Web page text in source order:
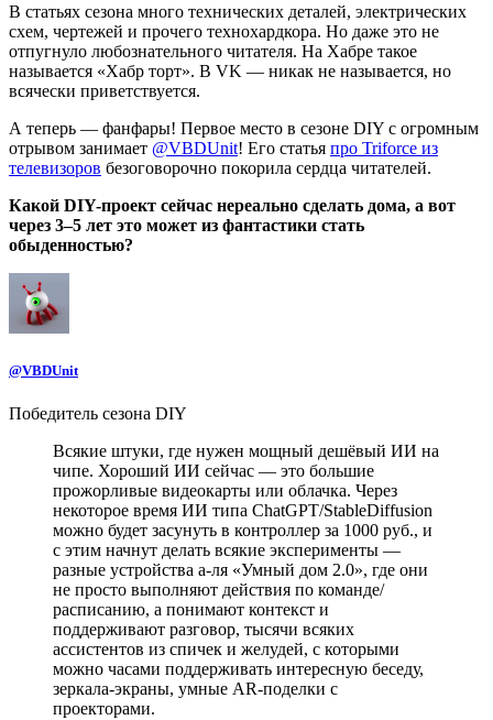
В статьях сезона много технических деталей, электрических
схем, чертежей и прочего технохардкора. Но даже это не
отпугнуло любознательного читателя. На Хабре такое
называется «Хабр торт». В VK — никак не называется, но
всячески приветствуется.
А теперь — фанфары! Первое место в сезоне DIY с огромным
отрывом занимает @VBDUnit! Его статья про Triforce из
телевизоров безоговорочно покорила сердца читателей.
Какой DIY-проект сейчас нереально сделать дома, а вот
через 3–5 лет это может из фантастики стать
обыденностью?
@VBDUnit
Победитель сезона DIY
Всякие штуки, где нужен мощный дешёвый ИИ на
чипе. Хороший ИИ сейчас — это большие
прожорливые видеокарты или облачка. Через
некоторое время ИИ типа ChatGPT/StableDiffusion
можно будет засунуть в контроллер за 1000 руб., и
с этим начнут делать всякие эксперименты —
разные устройства а-ля «Умный дом 2.0», где они
не просто выполняют действия по команде/
расписанию, а понимают контекст и
поддерживают разговор, тысячи всяких
ассистентов из спичек и желудей, с которыми
можно часами поддерживать интересную беседу,
зеркала-экраны, умные AR-поделки с
проекторами.